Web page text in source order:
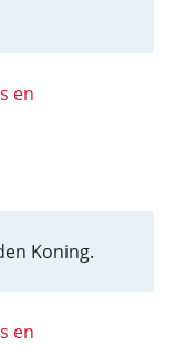
en
Koning.
en